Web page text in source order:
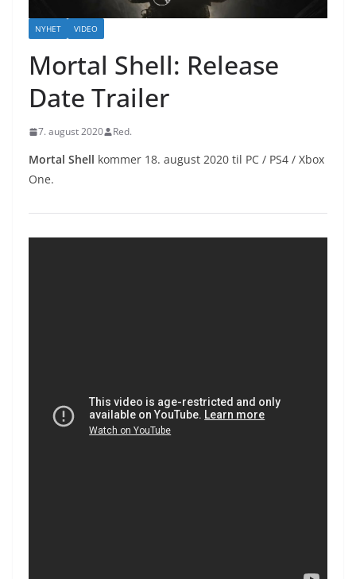
NYHET VIDEO
Mortal Shell: Release
Date Trailer
7. august 2020 Red.
Mortal Shell kommer 18. august 2020 til PC / PS4 / Xbox
One.